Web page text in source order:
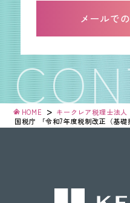
092-
メールで
HOME > キークレア税理士法人
国税庁 「令和7年度税制改正 （基